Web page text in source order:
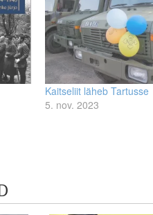
Kaitseliit läheb Tartusse
5. nov. 2023